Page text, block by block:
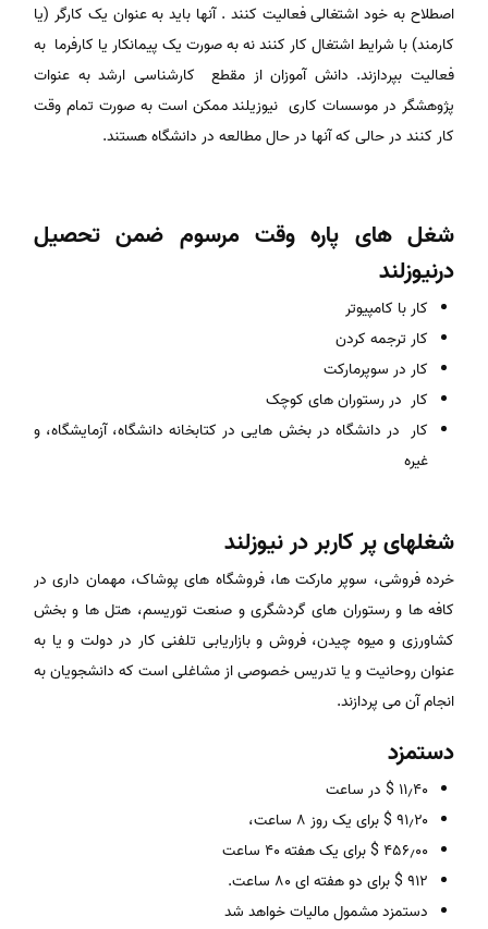
اصطلاح به خود اشتغالی فعالیت کنند . آنها باید به عنوان یک کارگر (یا
کارمند) با شرایط اشتغال کار کنند نه به صورت یک پیمانکار یا کارفرما به
فعالیت بپردازند. دانش آموزان از مقطع کارشناسی ارشد به عنوات
پژوهشگر در موسسات کاری نیوزیلند ممکن است به صورت تمام وقت
کار کنند در حالی که آنها در حال مطالعه در دانشگاه هستند.
شغل های پاره وقت مرسوم ضمن تحصیل
درنیوزلند
کار با کامپیوتر
کار ترجمه کردن
کار در سوپرمارکت
کار در رستوران های کوچک
کار در دانشگاه در بخش هایی در کتابخانه دانشگاه، آزمایشگاه، و
غیره
شغلهای پر کاربر در نیوزلند
خرده فروشی، سوپر مارکت ها، فروشگاه های پوشاک، مهمان داری در
کافه ها و رستوران های گردشگری و صنعت توریسم، هتل ها و بخش
کشاورزی و میوه چیدن، فروش و بازاریابی تلفنی کار در دولت و یا به
عنوان روحانیت و یا تدریس خصوصی از مشاغلی است که دانشجویان به
انجام آن می پردازند.
دستمزد
۱۱٫۴۰ $ در ساعت
۹۱٫۲۰ $ برای یک روز ۸ ساعت،
۴۵۶٫۰۰ $ برای یک هفته ۴۰ ساعت
۹۱۲ $ برای دو هفته ای ۸۰ ساعت.
دستمزد مشمول مالیات خواهد شد